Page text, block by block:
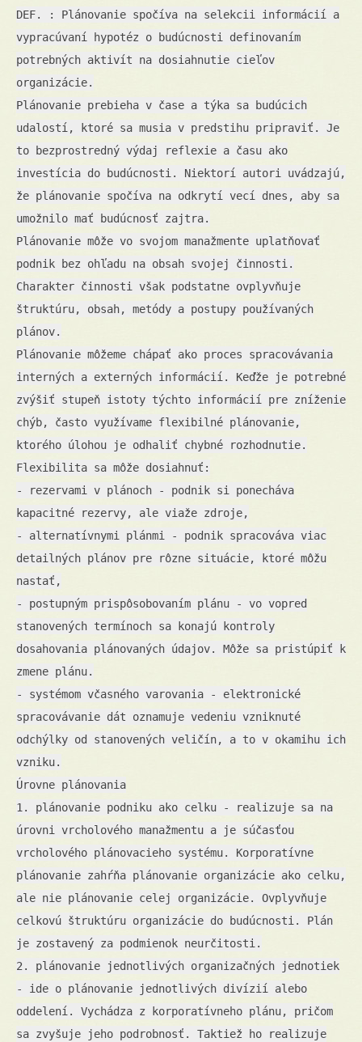
DEF. : Plánovanie spočíva na selekcii informácií a
vypracúvaní hypotéz o budúcnosti definovaním
potrebných aktivít na dosiahnutie cieľov
organizácie.
Plánovanie prebieha v čase a týka sa budúcich
udalostí, ktoré sa musia v predstihu pripraviť. Je
to bezprostredný výdaj reflexie a času ako
investícia do budúcnosti. Niektorí autori uvádzajú,
že plánovanie spočíva na odkrytí vecí dnes, aby sa
umožnilo mať budúcnosť zajtra.
Plánovanie môže vo svojom manažmente uplatňovať
podnik bez ohľadu na obsah svojej činnosti.
Charakter činnosti však podstatne ovplyvňuje
štruktúru, obsah, metódy a postupy používaných
plánov.
Plánovanie môžeme chápať ako proces spracovávania
interných a externých informácií. Keďže je potrebné
zvýšiť stupeň istoty týchto informácií pre zníženie
chýb, často využívame flexibilné plánovanie,
ktorého úlohou je odhaliť chybné rozhodnutie.
Flexibilita sa môže dosiahnuť:
- rezervami v plánoch - podnik si ponecháva
kapacitné rezervy, ale viaže zdroje,
- alternatívnymi plánmi - podnik spracováva viac
detailných plánov pre rôzne situácie, ktoré môžu
nastať,
- postupným prispôsobovaním plánu - vo vopred
stanovených termínoch sa konajú kontroly
dosahovania plánovaných údajov. Môže sa pristúpiť k
zmene plánu.
- systémom včasného varovania - elektronické
spracovávanie dát oznamuje vedeniu vzniknuté
odchýlky od stanovených veličín, a to v okamihu ich
vzniku.
Úrovne plánovania
1. plánovanie podniku ako celku - realizuje sa na
úrovni vrcholového manažmentu a je súčasťou
vrcholového plánovacieho systému. Korporatívne
plánovanie zahŕňa plánovanie organizácie ako celku,
ale nie plánovanie celej organizácie. Ovplyvňuje
celkovú štruktúru organizácie do budúcnosti. Plán
je zostavený za podmienok neurčitosti.
2. plánovanie jednotlivých organizačných jednotiek
- ide o plánovanie jednotlivých divízií alebo
oddelení. Vychádza z korporatívneho plánu, pričom
sa zvyšuje jeho podrobnosť. Taktiež ho realizuje